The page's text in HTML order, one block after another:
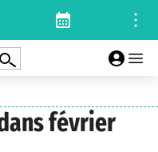
février